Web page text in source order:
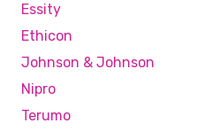
Essity
Ethicon
Johnson & Johnson
Nipro
Terumo